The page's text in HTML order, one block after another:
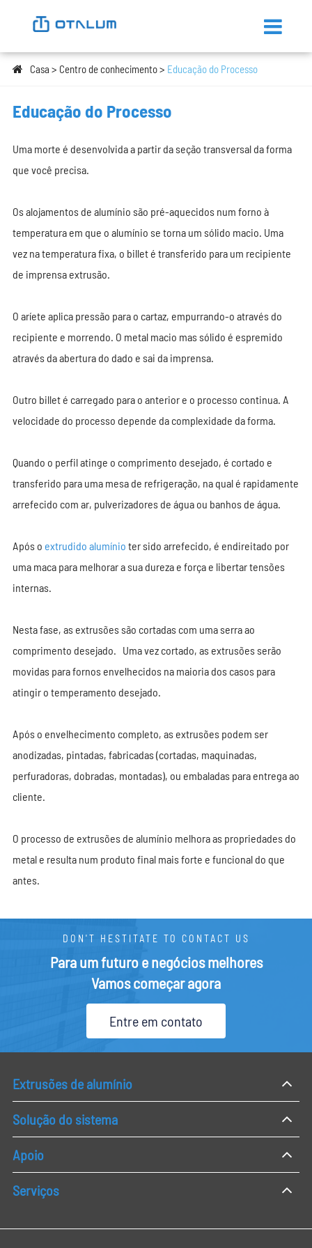
Casa Centro de conhecimento Educação do Processo
Educação do Processo
Uma morte é desenvolvida a partir da seção transversal da forma
que você precisa.
Os alojamentos de alumínio são pré-aquecidos num forno à
temperatura em que o alumínio se torna um sólido macio. Uma
vez na temperatura fixa, o billet é transferido para um recipiente
de imprensa extrusão.
O aríete aplica pressão para o cartaz, empurrando-o através do
recipiente e morrendo. O metal macio mas sólido é espremido
através da abertura do dado e sai da imprensa.
Outro billet é carregado para o anterior e o processo continua. A
velocidade do processo depende da complexidade da forma.
Quando o perfil atinge o comprimento desejado, é cortado e
transferido para uma mesa de refrigeração, na qual é rapidamente
arrefecido com ar, pulverizadores de água ou banhos de água.
Após o extrudido alumínio ter sido arrefecido, é endireitado por
uma maca para melhorar a sua dureza e força e libertar tensões
internas.
Nesta fase, as extrusões são cortadas com uma serra ao
comprimento desejado. Uma vez cortado, as extrusões serão
movidas para fornos envelhecidos na maioria dos casos para
atingir o temperamento desejado.
Após o envelhecimento completo, as extrusões podem ser
anodizadas, pintadas, fabricadas (cortadas, maquinadas,
perfuradoras, dobradas, montadas), ou embaladas para entrega ao
cliente.
O processo de extrusões de alumínio melhora as propriedades do
metal e resulta num produto final mais forte e funcional do que
antes.
DON'T HESTITATE TO CONTACT US
Para um futuro e negócios melhores
Vamos começar agora
Entre em contato
Extrusões de alumínio
Solução do sistema
Apoio
Serviços